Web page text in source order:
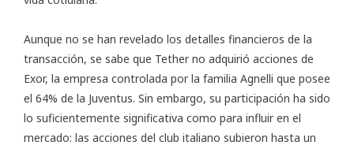
Aunque no se han revelado los detalles financieros de la
transacción, se sabe que Tether no adquirió acciones de
Exor, la empresa controlada por la familia Agnelli que posee
el 64% de la Juventus. Sin embargo, su participación ha sido
lo suficientemente significativa como para influir en el
mercado: las acciones del club italiano subieron hasta un